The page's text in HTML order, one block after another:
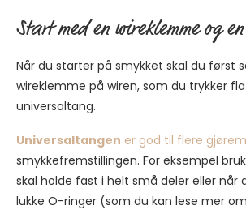
Start med en wireklemme og
Når du starter på smykket skal du først
wireklemme på wiren, som du trykker
universaltang.
Universaltangen er god til flere
smykkefremstillingen. For eksempel
skal holde fast i helt små deler eller når
lukke O-ringer (som du kan lese mer